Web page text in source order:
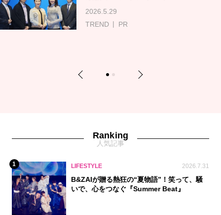
2026.5.29
TREND
PR
Previous 1 2 Next
Ranking
人気記事
1 LIFESTYLE 2026.7.31
B&ZAIが贈る熱狂の“夏物語”！笑って、騒
いで、心をつなぐ『Summer Beat』